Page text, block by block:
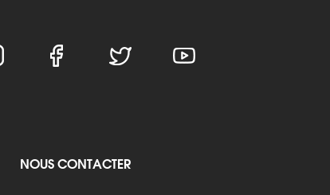
NOUS CONTACTER